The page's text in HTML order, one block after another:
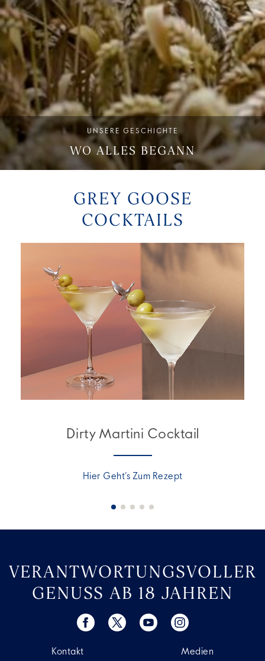
UNSERE GESCHICHTE
WO ALLES BEGANN
GREY GOOSE
COCKTAILS
Dirty Martini Cocktail
Hier Geht’s Zum Rezept
VERANTWORTUNGSVOLLER
GENUSS AB 18 JAHREN
Kontakt Medien